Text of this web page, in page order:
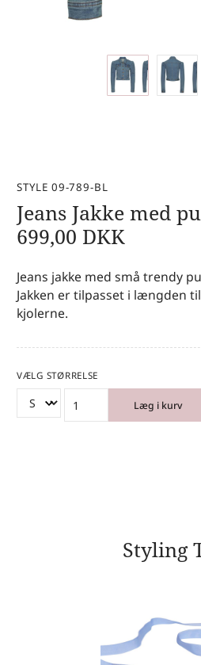
STYLE 09-789-BL
Jeans Jakke med
699,00 DKK
Jeans jakke med små trendy
Jakken er tilpasset i længden
kjolerne.
VÆLG STØRRELSE
Læg i kurv
Styling